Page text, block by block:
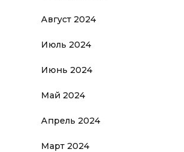
Август 2024
Июль 2024
Июнь 2024
Май 2024
Апрель 2024
Март 2024